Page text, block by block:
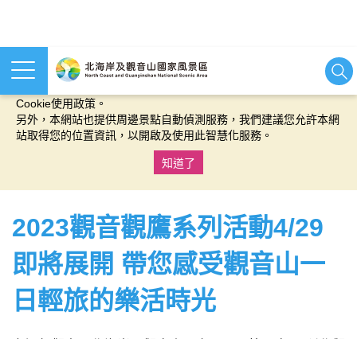
本網站使用cookies等相關技術以持續優化網站服務，並有助於為
Cookie使用政策。
另外，本網站也提供周邊景點自動偵測服務，我們建議您允許本網
站取得您的位置資訊，以開啟及使用此智慧化服務。
知道了
2023觀音觀鷹系列活動4/29
即將展開 帶您感受觀音山一
日輕旅的樂活時光